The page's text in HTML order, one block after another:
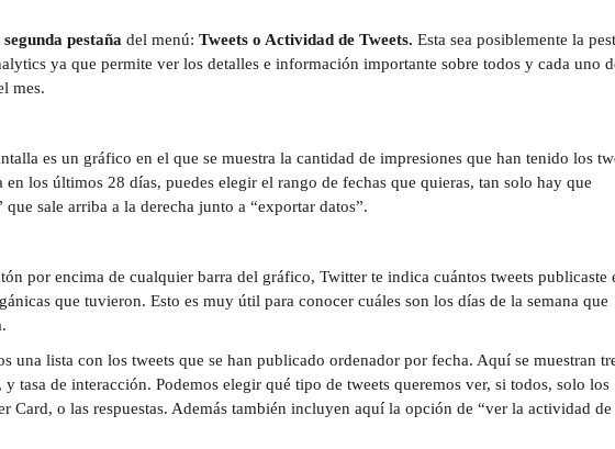
segunda pestaña del menú: Tweets o Actividad de Tweets. Esta sea posiblemente la
ya que permite ver los detalles e información importante sobre todos y cada uno
mes.
es un gráfico en el que se muestra la cantidad de impresiones que han tenido los
los últimos 28 días, puedes elegir el rango de fechas que quieras, tan solo hay que
sale arriba a la derecha junto a “exportar datos”.
por encima de cualquier barra del gráfico, Twitter te indica cuántos tweets publicaste
que tuvieron. Esto es muy útil para conocer cuáles son los días de la semana que
una lista con los tweets que se han publicado ordenador por fecha. Aquí se muestran
tasa de interacción. Podemos elegir qué tipo de tweets queremos ver, si todos, solo los
Card, o las respuestas. Además también incluyen aquí la opción de “ver la actividad de